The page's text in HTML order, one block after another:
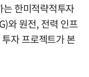
한미적략적투자
와 원전, 전력 인프
자 프로젝트가 본